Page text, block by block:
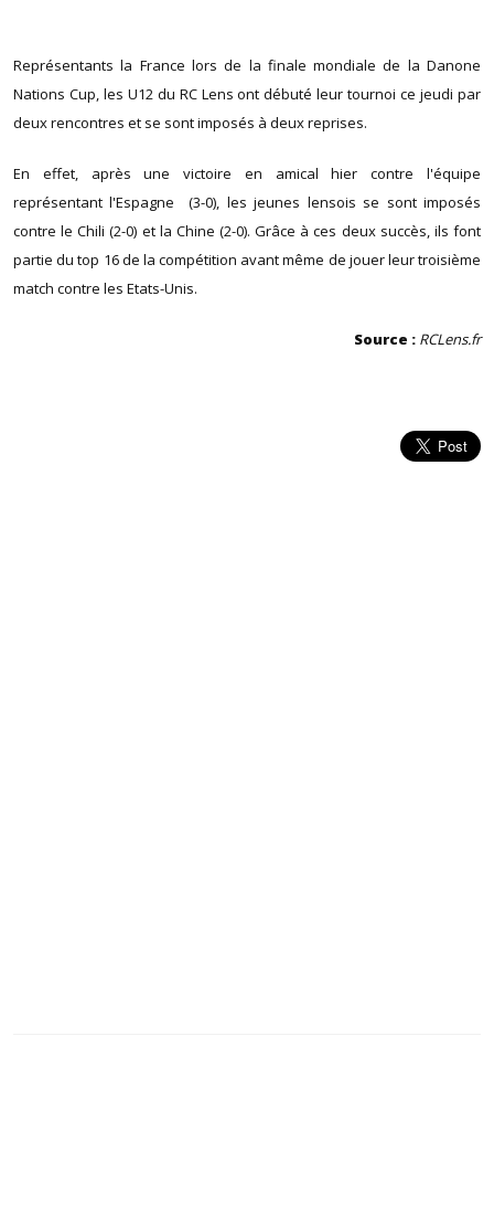
Représentants la France lors de la finale mondiale de la Danone
Nations Cup, les U12 du RC Lens ont débuté leur tournoi ce jeudi par
deux rencontres et se sont imposés à deux reprises.
En effet, après une victoire en amical hier contre l'équipe
représentant l'Espagne (3-0), les jeunes lensois se sont imposés
contre le Chili (2-0) et la Chine (2-0). Grâce à ces deux succès, ils font
partie du top 16 de la compétition avant même de jouer leur troisième
match contre les Etats-Unis.
Source : RCLens.fr